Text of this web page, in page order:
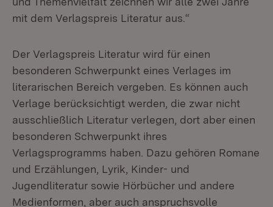
mit dem Verlagspreis Literatur aus.“
Der Verlagspreis Literatur wird für einen
besonderen Schwerpunkt eines Verlages im
literarischen Bereich vergeben. Es können auch
Verlage berücksichtigt werden, die zwar nicht
ausschließlich Literatur verlegen, dort aber einen
besonderen Schwerpunkt ihres
Verlagsprogramms haben. Dazu gehören Romane
und Erzählungen, Lyrik, Kinder- und
Jugendliteratur sowie Hörbücher und andere
Medienformen, aber auch anspruchsvolle